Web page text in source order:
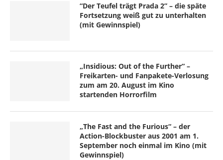
“Der Teufel trägt Prada 2” – die späte
Fortsetzung weiß gut zu unterhalten
(mit Gewinnspiel)
„Insidious: Out of the Further“ –
Freikarten- und Fanpakete-Verlosung
zum am 20. August im Kino
startenden Horrorfilm
„The Fast and the Furious“ – der
Action-Blockbuster aus 2001 am 1.
September noch einmal im Kino (mit
Gewinnspiel)